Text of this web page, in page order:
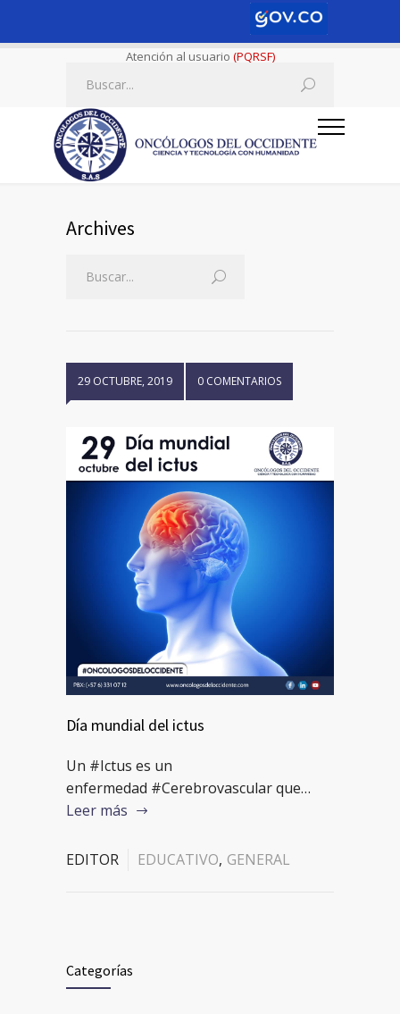
Atención al usuario (PQRSF)
Archives
29 OCTUBRE, 2019 0 COMENTARIOS
Día mundial del ictus
Un #Ictus es un
enfermedad #Cerebrovascular que…
Leer más
EDITOR EDUCATIVO, GENERAL
Categorías